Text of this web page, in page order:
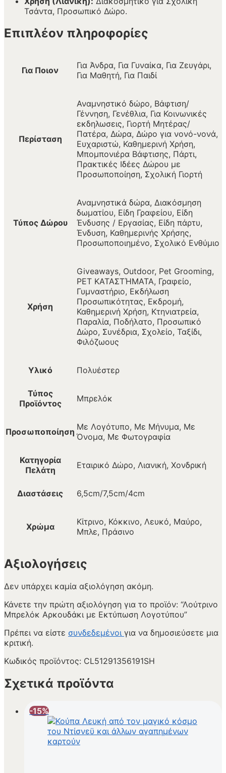
Τσάντα, Προσωπικό Δώρο.
Επιπλέον πληροφορίες
Για Ποιον
Για Άνδρα, Για Γυναίκα, Για Ζευγάρι,
Για Μαθητή, Για Παιδί
Περίσταση
Αναμνηστικό δώρο, Βάφτιση/
Γέννηση, Γενέθλια, Για Κοινωνικές
εκδηλωσεις, Γιορτή Μητέρας/
Πατέρα, Δώρα, Δώρο για νονό-νονά,
Ευχαριστώ, Καθημερινή Χρήση,
Μπομπονιέρα Βάφτισης, Πάρτι,
Πρακτικές Ιδέες Δώρου με
Προσωποποίηση, Σχολική Γιορτή
Τύπος Δώρου
Αναμνηστικά δώρα, Διακόσμηση
δωματίου, Είδη Γραφείου, Είδη
Ένδυσης / Εργασίας, Είδη πάρτυ,
Ένδυση, Καθημερινής Χρήσης,
Προσωποποιημένο, Σχολικό Ενθύμιο
Χρήση
Giveaways, Outdoor, Pet Grooming,
PET ΚΑΤΑΣΤΉΜΑΤΑ, Γραφείο,
Γυμναστήριο, Εκδήλωση
Προσωπικότητας, Εκδρομή,
Καθημερινή Χρήση, Κτηνιατρεία,
Παραλία, Ποδήλατο, Προσωπικό
Δώρο, Συνέδρια, Σχολείο, Ταξίδι,
Φιλόζωους
Υλικό Πολυέστερ
Τύπος
Προϊόντος
Μπρελόκ
Προσωποποίηση Με Λογότυπο, Με Μήνυμα, Με
Όνομα, Με Φωτογραφία
Κατηγορία
Πελάτη
Εταιρικό Δώρο, Λιανική, Χονδρική
Διαστάσεις 6,5cm/7,5cm/4cm
Χρώμα
Κίτρινο, Κόκκινο, Λευκό, Μαύρο,
Μπλε, Πράσινο
Αξιολογήσεις
Δεν υπάρχει καμία αξιολόγηση ακόμη.
Κάνετε την πρώτη αξιολόγηση για το προϊόν: “Λούτρινο
Μπρελόκ Αρκουδάκι με Εκτύπωση Λογοτύπου”
Πρέπει να είστε συνδεδεμένοι για να δημοσιεύσετε μια
κριτική.
Κωδικός προϊόντος: CL51291356191SH
Σχετικά προϊόντα
-15%